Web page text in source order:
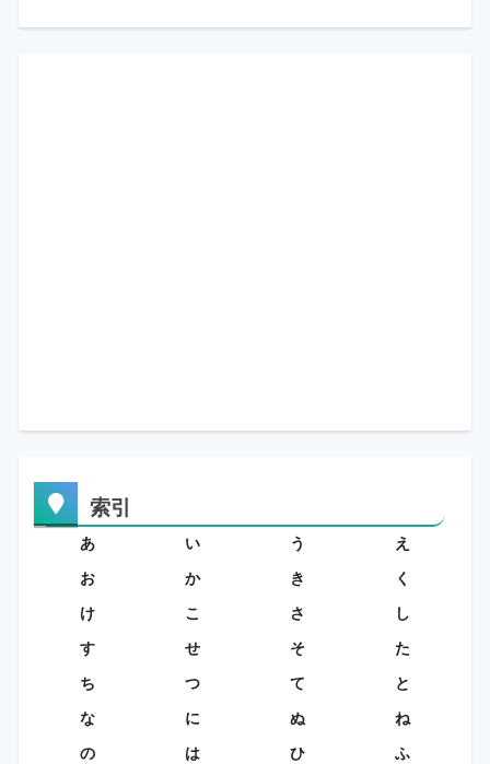
索引
あ い う
え
お
か き
く
け
こ さ
し
す
せ そ
た
ち
つ て
と
な
に ぬ
ね
の
は ひ
ふ